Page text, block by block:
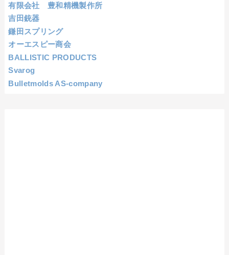
有限会社 豊和精機製作所
吉田銃器
鎌田スプリング
オーエスピー商会
BALLISTIC PRODUCTS
Svarog
Bulletmolds AS-company